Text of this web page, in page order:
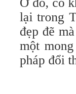
lại trong
đẹp đẽ
một
pháp đổi